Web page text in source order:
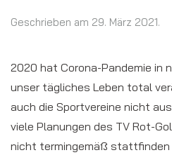
Geschrieben am 29. März 2021.
2020 hat Corona-Pandemie in
unser tägliches Leben total
auch die Sportvereine nicht
viele Planungen des TV Rot-
nicht termingemäß stattfinden